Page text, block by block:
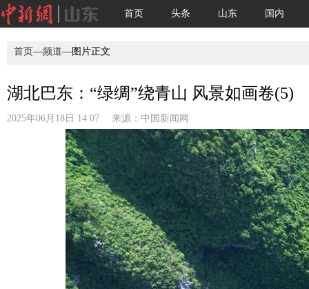
首页 头条 山东 国内
首页—频道—图片正文
湖北巴东：“绿绸”绕青山 风景如画卷(5)
2025年06月18日 14:07 来源： 中国新闻网